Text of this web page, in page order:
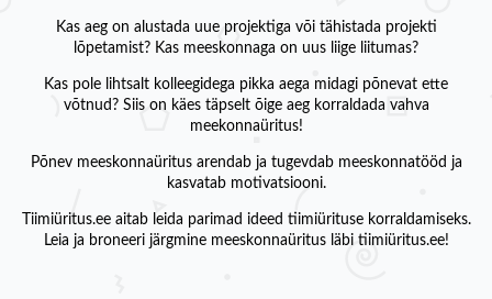
Kas aeg on alustada uue projektiga või tähistada projekti
lõpetamist? Kas meeskonnaga on uus liige liitumas?
Kas pole lihtsalt kolleegidega pikka aega midagi põnevat ette
võtnud? Siis on käes täpselt õige aeg korraldada vahva
meekonnaüritus!
Põnev meeskonnaüritus arendab ja tugevdab meeskonnatööd ja
kasvatab motivatsiooni.
Tiimiüritus.ee aitab leida parimad ideed tiimiürituse korraldamiseks.
Leia ja broneeri järgmine meeskonnaüritus läbi tiimiüritus.ee!